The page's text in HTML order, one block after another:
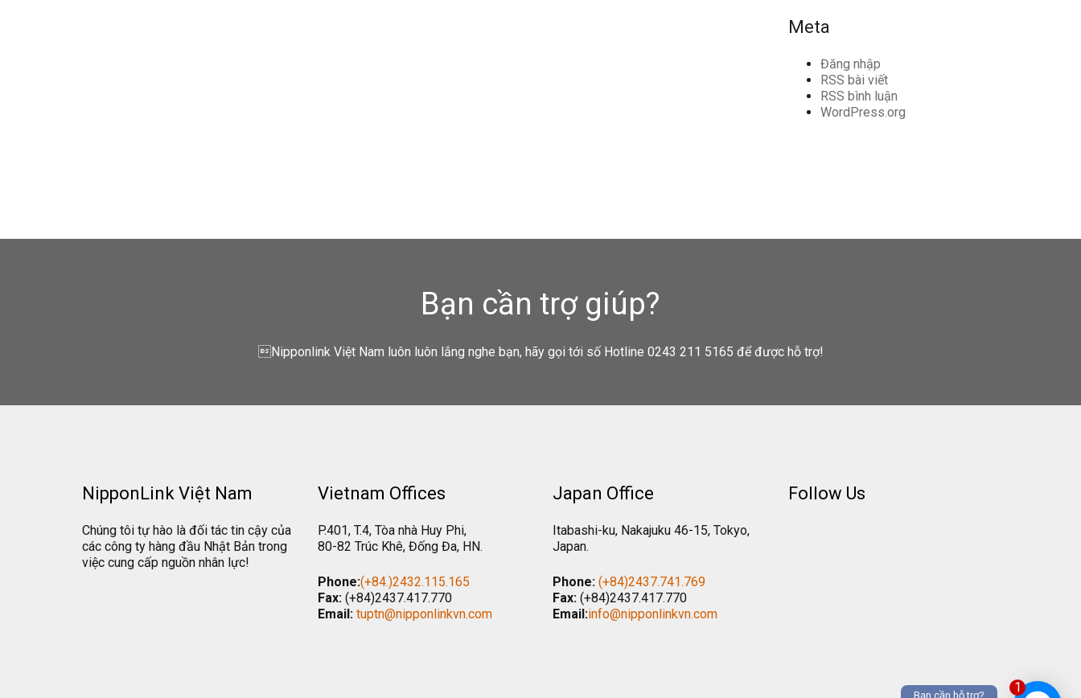
1
Bạn cần hỗ trợ?
Meta
Đăng nhập
RSS bài viết
RSS bình luận
WordPress.org
Bạn cần trợ giúp?
Nipponlink Việt Nam luôn luôn lắng nghe bạn, hãy gọi tới số Hotline 0243 211 5165 để được hỗ trợ!
NipponLink Việt Nam
Chúng tôi tự hào là đối tác tin cậy của
các công ty hàng đầu Nhật Bản trong
việc cung cấp nguồn nhân lực!
Vietnam Offices
P.401, T.4, Tòa nhà Huy Phi,
80-82 Trúc Khê, Đống Đa, HN.
Phone:(+84.)2432.115.165
Fax:(+84)2437.417.770
Email: tuptn@nipponlinkvn.com
Japan Office
Itabashi-ku, Nakajuku 46-15, Tokyo,
Japan.
Phone: (+84)2437.741.769
Fax: (+84)2437.417.770
Email:info@nipponlinkvn.com
Follow Us